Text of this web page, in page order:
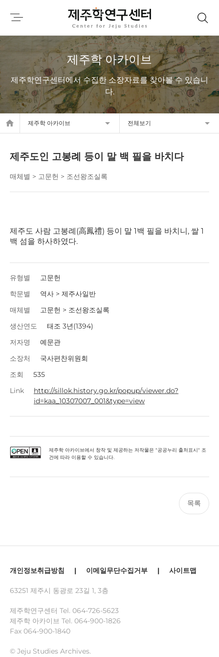
제주학 아카이브
제주학연구센터에서 수집한 소장자료를 찾아볼 수 있습니
다.
home 제주학 아카이브 전체보기
제주도인 고봉례 등이 말 백 필을 바치다
매체별 > 고문헌 > 조선왕조실록
제주도 사람 고봉례(高鳳禮) 등이 말 1백 필을 바치니, 쌀 1
백 섬을 하사하였다.
유형별
고문헌
학문별
역사 > 제주사일반
매체별
고문헌 > 조선왕조실록
생산연도
태조 3년(1394)
저자명
예문관
소장처
국사편찬위원회
조회
535
Link
http://sillok.history.go.kr/popup/viewer.do?
id=kaa_10307007_001&type=view
제주학 아카이브에서 창작 및 제공하는 저작물은 "공공누리 출처표시" 조
건에 따라 이용할 수 있습니다.
목록
개인정보취급방침 | 이메일무단수집거부 | 사이트맵
63251 제주시 동광로 23길 1, 3층
제주학연구센터 Tel. 064-726-5623
제주학 아카이브 Tel. 064-900-1826
Fax 064-900-1840
© Jeju Studies Archives.